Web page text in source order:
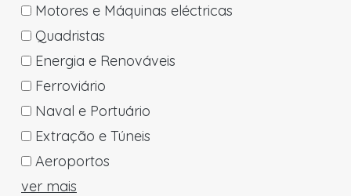
Motores e Máquinas eléctricas
Quadristas
Energia e Renováveis
Ferroviário
Naval e Portuário
Extração e Túneis
Aeroportos
ver mais